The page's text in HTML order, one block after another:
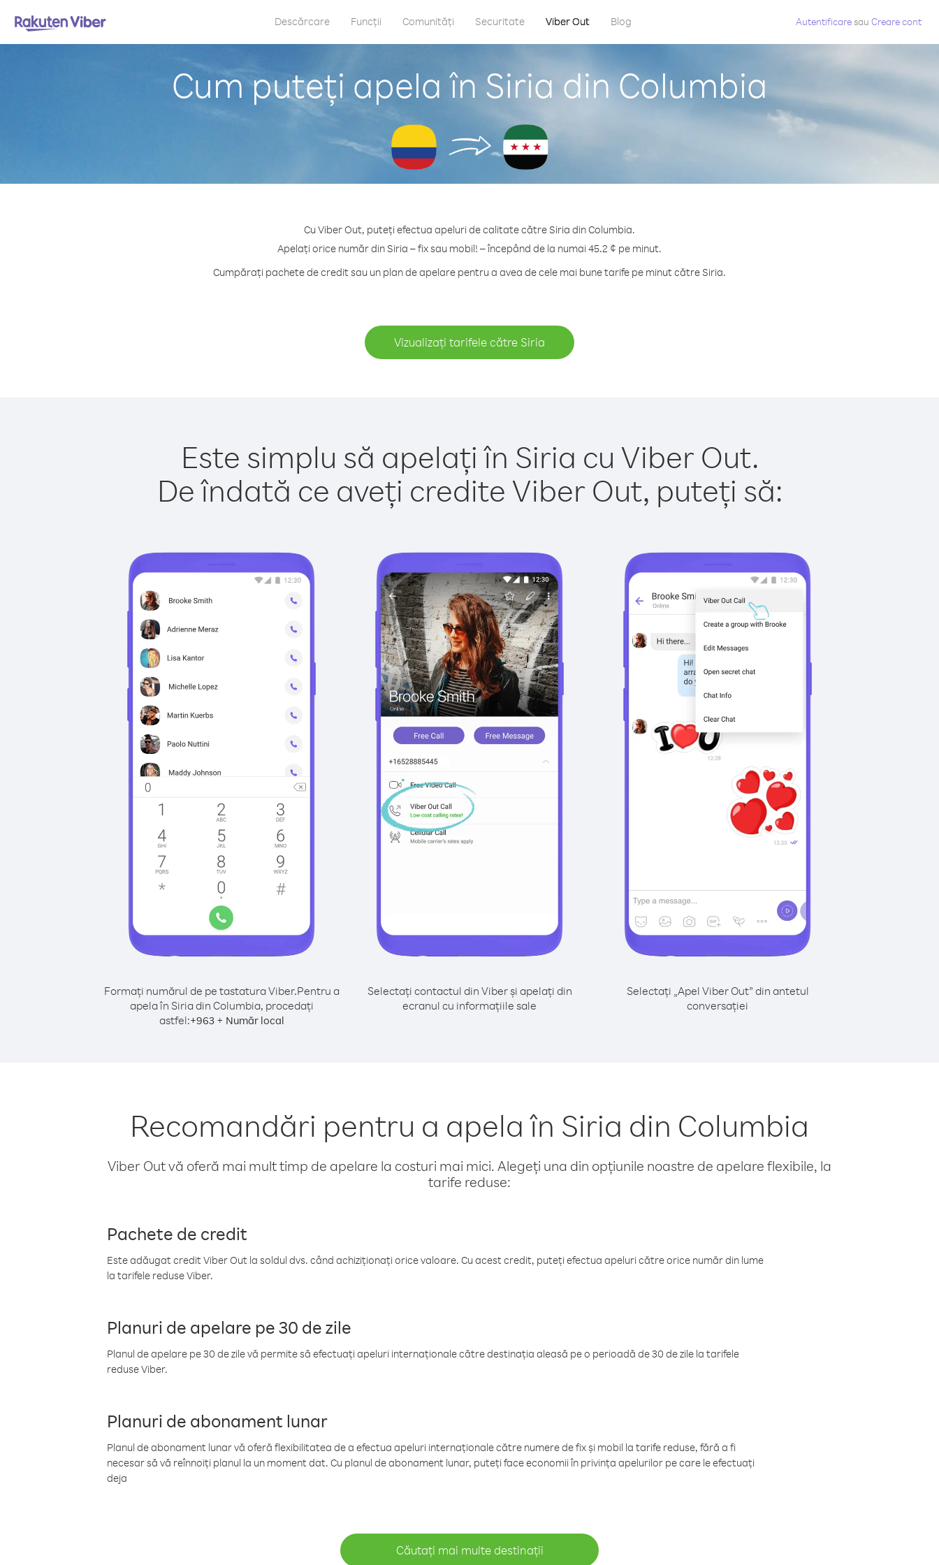
Descărcare Funcții Comunități Securitate Viber Out Blog Autentificaresau Creare cont
Cum puteți apela în Siria din Columbia
Cu Viber Out, puteți efectua apeluri de calitate către Siria din Columbia.
Apelați orice număr din Siria – fix sau mobil! – începând de la numai 45.2 ¢ pe minut.
Cumpărați pachete de credit sau un plan de apelare pentru a avea de cele mai bune tarife pe minut către Siria.
Vizualizați tarifele către Siria
Este simplu să apelați în Siria cu Viber Out.
De îndată ce aveți credite Viber Out, puteți să:
Formați numărul de pe tastatura Viber.Pentru a
apela în Siria din Columbia, procedați
astfel:+963+ Număr local
Selectați contactul din Viber și apelați din
ecranul cu informațiile sale
Selectați „Apel Viber Out” din antetul
conversației
Recomandări pentru a apela în Siria din Columbia
Viber Out vă oferă mai mult timp de apelare la costuri mai mici. Alegeți una din opțiunile noastre de apelare flexibile, la
tarife reduse:
Pachete de credit
Este adăugat credit Viber Out la soldul dvs. când achiziționați orice valoare. Cu acest credit, puteți efectua apeluri către orice număr din lume
la tarifele reduse Viber.
Planuri de apelare pe 30 de zile
Planul de apelare pe 30 de zile vă permite să efectuați apeluri internaționale către destinația aleasă pe o perioadă de 30 de zile la tarifele
reduse Viber.
Planuri de abonament lunar
Planul de abonament lunar vă oferă flexibilitatea de a efectua apeluri internaționale către numere de fix și mobil la tarife reduse, fără a fi
necesar să vă reînnoiți planul la un moment dat. Cu planul de abonament lunar, puteți face economii în privința apelurilor pe care le efectuați
deja
Căutați mai multe destinații